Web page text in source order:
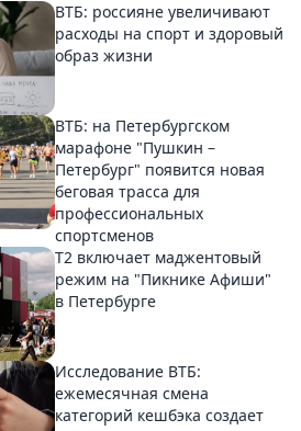
ВТБ: россияне увеличивают
расходы на спорт и здоровый
образ жизни
ВТБ: на Петербургском
марафоне "Пушкин –
Петербург" появится новая
беговая трасса для
профессиональных
спортсменов
Т2 включает маджентовый
режим на "Пикнике Афиши"
в Петербурге
Исследование ВТБ:
ежемесячная смена
категорий кешбэка создает